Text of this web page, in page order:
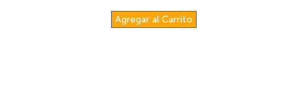
Agregar al Carrito